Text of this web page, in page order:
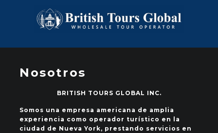
Nosotros
BRITISH TOURS GLOBAL INC.
Somos una empresa americana de amplia
experiencia como operador turístico en la
ciudad de Nueva York, prestando servicios en